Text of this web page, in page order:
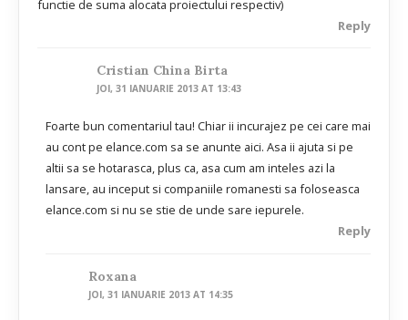
functie de suma alocata proiectului respectiv)
Reply
Cristian China Birta
JOI, 31 IANUARIE 2013 AT 13:43
Foarte bun comentariul tau! Chiar ii incurajez pe cei care mai
au cont pe elance.com sa se anunte aici. Asa ii ajuta si pe
altii sa se hotarasca, plus ca, asa cum am inteles azi la
lansare, au inceput si companiile romanesti sa foloseasca
elance.com si nu se stie de unde sare iepurele.
Reply
Roxana
JOI, 31 IANUARIE 2013 AT 14:35